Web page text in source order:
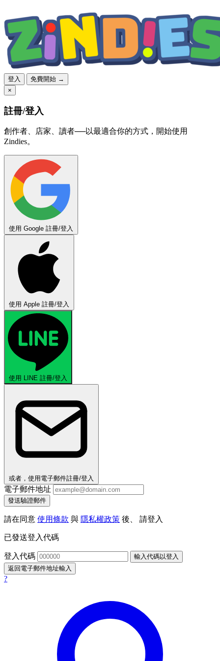
登入
免費開始 →
×
註冊/登入
創作者、店家、讀者──以最適合你的方式，開始使用
Zindies。
使用 Google 註冊/登入
使用 Apple 註冊/登入
使用 LINE 註冊/登入
或者，使用電子郵件註冊/登入
電子郵件地址
發送驗證郵件
請在同意 使用條款 與 隱私權政策 後、 請登入
已發送登入代碼
登入代碼
輸入代碼以登入
返回電子郵件地址輸入
?